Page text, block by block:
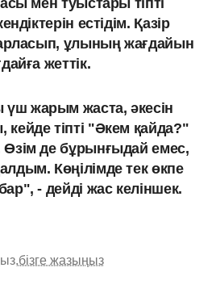
мен туыстары тіпті
естідім. Қазір
ұлының жағдайын
жеттік.
жарым жаста, әкесін
кейде тіпті "Әкем қайда?"
Өзім де бұрынғыдай емес,
Көңілімде тек өкпе
- дейді жас келіншек.
бізге жазыңыз